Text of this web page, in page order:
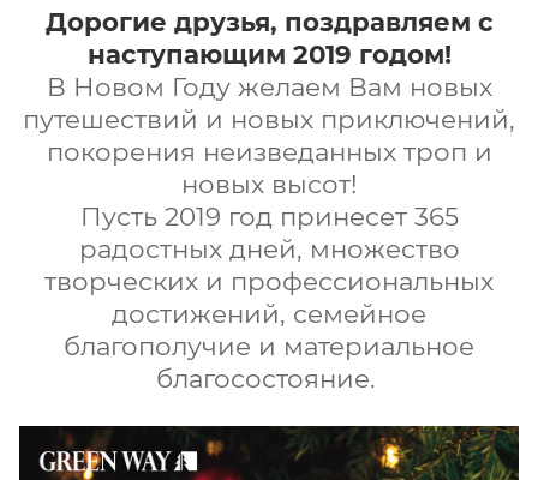
Дорогие друзья, поздравляем с
наступающим 2019 годом!
В Новом Году желаем Вам новых
путешествий и новых приключений,
покорения неизведанных троп и
новых высот!
Пусть 2019 год принесет 365
радостных дней, множество
творческих и профессиональных
достижений, семейное
благополучие и материальное
благосостояние.